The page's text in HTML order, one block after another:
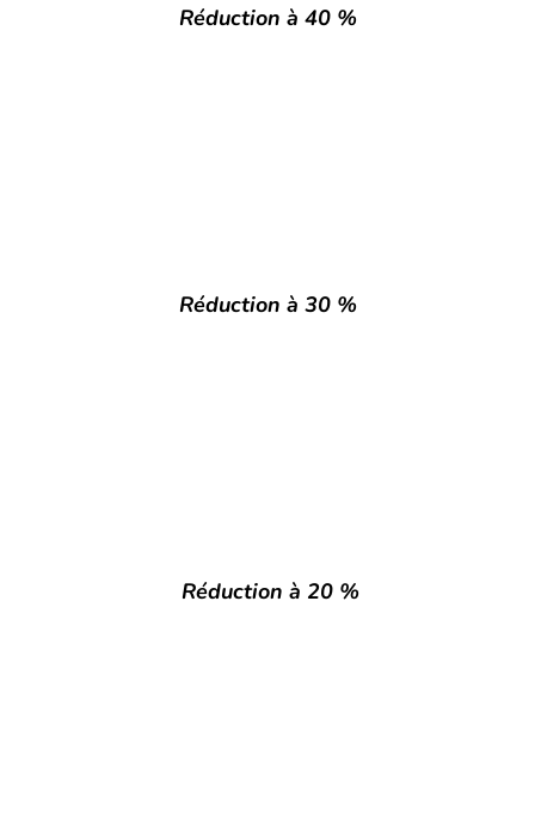
Réduction à 40 %
Réduction à 30 %
Réduction à 20 %